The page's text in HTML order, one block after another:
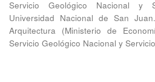
Servicio Geológico Nacional y
Universidad Nacional de San
Arquitectura (Ministerio de
Servicio Geológico Nacional y